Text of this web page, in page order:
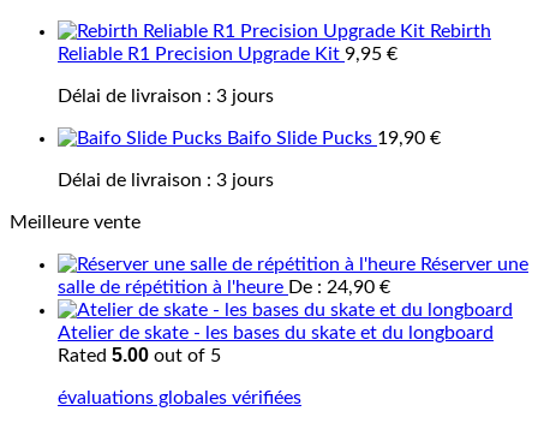
Rebirth
Reliable R1 Precision Upgrade Kit 9,95 €
Délai de livraison : 3 jours
Baifo Slide Pucks 19,90 €
Délai de livraison : 3 jours
Meilleure vente
Réserver une
salle de répétition à l'heure De : 24,90 €
Atelier de skate - les bases du skate et du longboard
Rated 5.00 out of 5
évaluations globales vérifiées